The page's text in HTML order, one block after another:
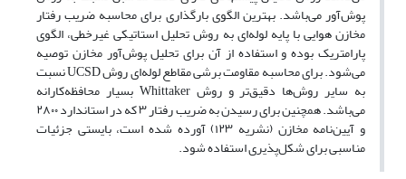
پوش‌آور می‌باشد. بهترین الگوی بارگذاری برای محاسبه ضریب رفتار
مخازن هوایی با پایه لوله‌ای به روش تحلیل استاتیکی غیرخطی، الگوی
پارامتریک بوده و استفاده از آن برای تحلیل پوش‌آور مخازن توصیه
می‌شود. برای محاسبه مقاومت برشی مقاطع لوله‌ای روش UCSD نسبت
به سایر روش‌ها دقیق‌تر و روش Whittaker بسیار محافظه‌کارانه
می‌باشد. همچنین برای رسیدن به ضریب رفتار ۳ که در استاندارد ۲۸۰۰
و آیین‌نامه مخازن (نشریه ۱۲۳) آورده شده است، بایستی جزئیات
مناسبی برای شکل‌پذیری استفاده شود.